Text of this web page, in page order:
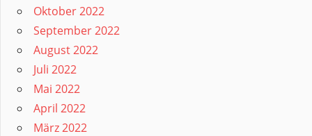
Oktober 2022
September 2022
August 2022
Juli 2022
Mai 2022
April 2022
März 2022